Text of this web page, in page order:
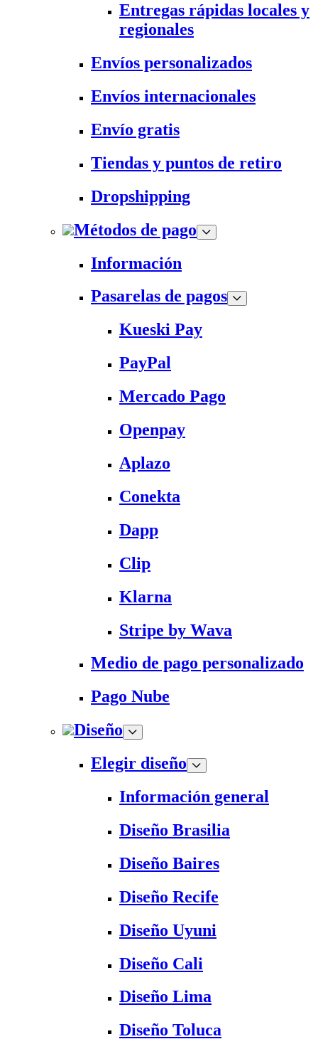
Entregas rápidas locales y
regionales
Envíos personalizados
Envíos internacionales
Envío gratis
Tiendas y puntos de retiro
Dropshipping
Métodos de pago
Información
Pasarelas de pagos
Kueski Pay
PayPal
Mercado Pago
Openpay
Aplazo
Conekta
Dapp
Clip
Klarna
Stripe by Wava
Medio de pago personalizado
Pago Nube
Diseño
Elegir diseño
Información general
Diseño Brasilia
Diseño Baires
Diseño Recife
Diseño Uyuni
Diseño Cali
Diseño Lima
Diseño Toluca